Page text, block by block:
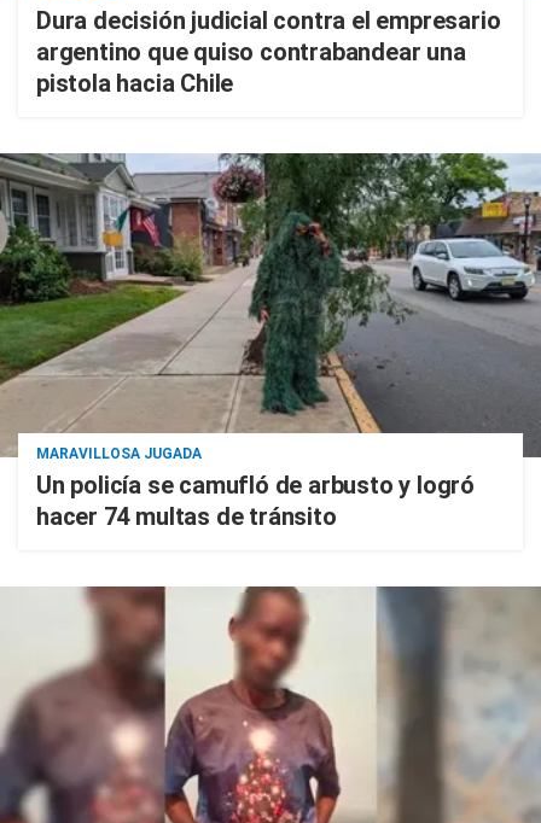
Dura decisión judicial contra el empresario
argentino que quiso contrabandear una
pistola hacia Chile
MARAVILLOSA JUGADA
Un policía se camufló de arbusto y logró
hacer 74 multas de tránsito